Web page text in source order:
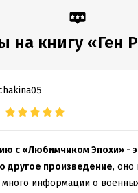
на книгу «Ген
с «Любимчиком Эпохи» -
другое произведение, оно
информации о